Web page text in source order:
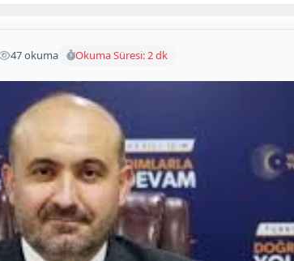
47 okuma Okuma Süresi: 2 dk